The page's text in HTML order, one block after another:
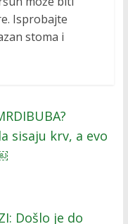
Isprobajte
stoma i
sisaju krv, a evo
Došlo je do